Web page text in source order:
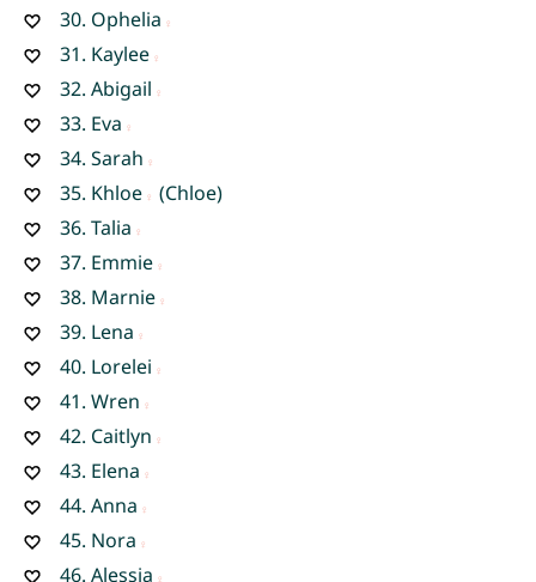
30. Ophelia
31. Kaylee
32. Abigail
33. Eva
34. Sarah
35. Khloe
(Chloe)
36. Talia
37. Emmie
38. Marnie
39. Lena
40. Lorelei
41. Wren
42. Caitlyn
43. Elena
44. Anna
45. Nora
46. Alessia